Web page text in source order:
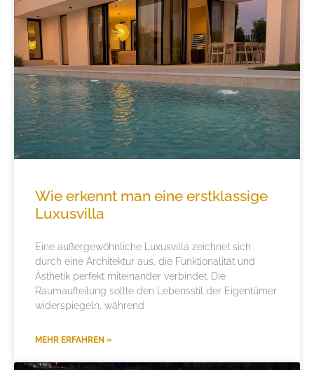
Wie erkennt man eine erstklassige
Luxusvilla
Eine außergewöhnliche Luxusvilla zeichnet sich
durch eine Architektur aus, die Funktionalität und
Ästhetik perfekt miteinander verbindet. Die
Raumaufteilung sollte den Lebensstil der Eigentümer
widerspiegeln, während
MEHR ERFAHREN »